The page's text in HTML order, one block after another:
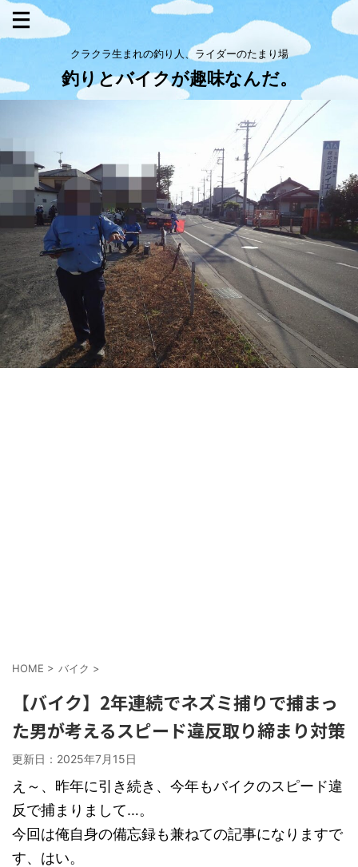
クラクラ生まれの釣り人、ライダーのたまり場
釣りとバイクが趣味なんだ。
HOME > バイク >
【バイク】2年連続でネズミ捕りで捕まっ
た男が考えるスピード違反取り締まり対策
更新日： 2025年7月15日
え～、昨年に引き続き、今年もバイクのスピード違
反で捕まりまして…。
今回は俺自身の備忘録も兼ねての記事になりますで
す、はい。